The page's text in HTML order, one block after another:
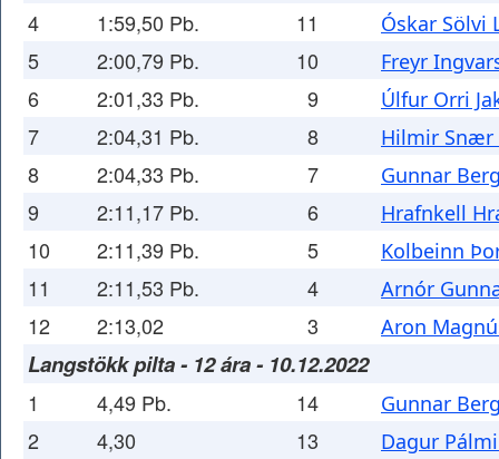
4 1:59,50 Pb. 11 Óskar Sölvi
5 2:00,79 Pb. 10 Freyr
6 2:01,33 Pb. 9 Úlfur Orri
7 2:04,31 Pb. 8 Hilmir Snær
8 2:04,33 Pb. 7 Gunnar
9 2:11,17 Pb. 6 Hrafnkell
10 2:11,39 Pb. 5 Kolbeinn
11 2:11,53 Pb. 4 Arnór
12 2:13,02 3 Aron
Langstökk pilta - 12 ára - 10.12.2022
1 4,49 Pb. 14 Gunnar
2 4,30 13 Dagur